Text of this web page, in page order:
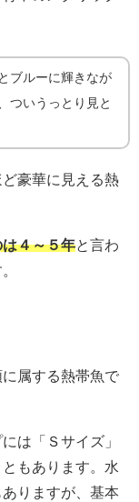
ブルーに輝きなが
ついうっとり見と
豪華に見える熱
４～５年と言わ
属する熱帯魚で
は「Ｓサイズ」
もあります。水
りますが、基本